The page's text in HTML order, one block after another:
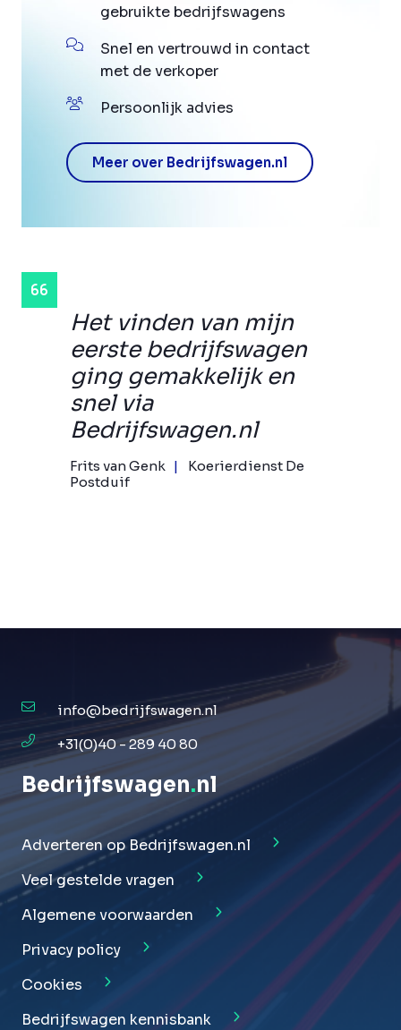
Het vinden van mijn
eerste bedrijfswagen
ging gemakkelijk en
snel via
Bedrijfswagen.nl
Frits van Genk
Koerierdienst De
Postduif
gebruikte bedrijfswagens
Snel en vertrouwd in contact
met de verkoper
Persoonlijk advies
Meer over Bedrijfswagen.nl
info@bedrijfswagen.nl
+31(0)40 - 289 40 80
Bedrijfswagen.nl
Adverteren op Bedrijfswagen.nl
Veel gestelde vragen
Algemene voorwaarden
Privacy policy
Cookies
Bedrijfswagen kennisbank